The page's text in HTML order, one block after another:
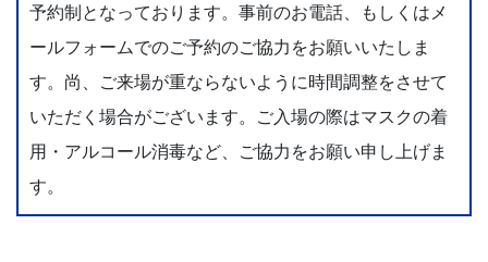
予約制となっております。事前のお電話、もしくはメ
ールフォームでのご予約のご協力をお願いいたしま
す。尚、ご来場が重ならないように時間調整をさせて
いただく場合がございます。ご入場の際はマスクの着
用・アルコール消毒など、ご協力をお願い申し上げま
す。